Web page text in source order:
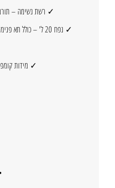
✓ רשת נשימה –
✓ מידות קומפקטיות –